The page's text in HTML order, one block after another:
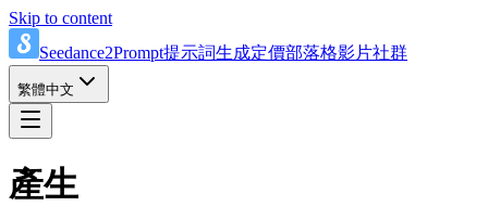
Skip to content
Seedance2Prompt提示詞生成定價部落格影片社群
繁體中文
產生